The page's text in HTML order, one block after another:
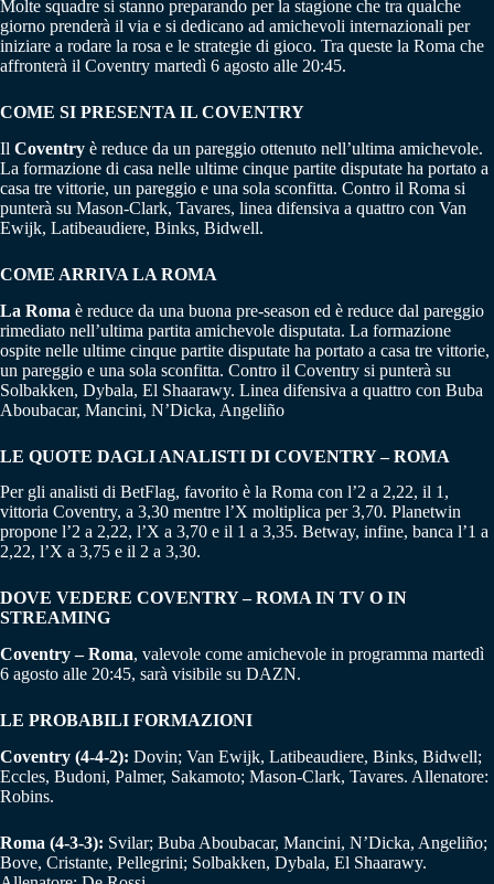
Molte squadre si stanno preparando per la stagione che tra qualche
giorno prenderà il via e si dedicano ad amichevoli internazionali per
iniziare a rodare la rosa e le strategie di gioco. Tra queste la Roma che
affronterà il Coventry martedì 6 agosto alle 20:45.
COME SI PRESENTA IL COVENTRY
Il Coventry è reduce da un pareggio ottenuto nell’ultima amichevole.
La formazione di casa nelle ultime cinque partite disputate ha portato a
casa tre vittorie, un pareggio e una sola sconfitta. Contro il Roma si
punterà su Mason-Clark, Tavares, linea difensiva a quattro con Van
Ewijk, Latibeaudiere, Binks, Bidwell.
COME ARRIVA LA ROMA
La Roma è reduce da una buona pre-season ed è reduce dal pareggio
rimediato nell’ultima partita amichevole disputata. La formazione
ospite nelle ultime cinque partite disputate ha portato a casa tre vittorie,
un pareggio e una sola sconfitta. Contro il Coventry si punterà su
Solbakken, Dybala, El Shaarawy. Linea difensiva a quattro con Buba
Aboubacar, Mancini, N’Dicka, Angeliño
LE QUOTE DAGLI ANALISTI DI COVENTRY – ROMA
Per gli analisti di BetFlag, favorito è la Roma con l’2 a 2,22, il 1,
vittoria Coventry, a 3,30 mentre l’X moltiplica per 3,70. Planetwin
propone l’2 a 2,22, l’X a 3,70 e il 1 a 3,35. Betway, infine, banca l’1 a
2,22, l’X a 3,75 e il 2 a 3,30.
DOVE VEDERE COVENTRY – ROMA IN TV O IN
STREAMING
Coventry – Roma, valevole come amichevole in programma martedì
6 agosto alle 20:45, sarà visibile su DAZN.
LE PROBABILI FORMAZIONI
Coventry (4-4-2): Dovin; Van Ewijk, Latibeaudiere, Binks, Bidwell;
Eccles, Budoni, Palmer, Sakamoto; Mason-Clark, Tavares. Allenatore:
Robins.
Roma (4-3-3): Svilar; Buba Aboubacar, Mancini, N’Dicka, Angeliño;
Bove, Cristante, Pellegrini; Solbakken, Dybala, El Shaarawy.